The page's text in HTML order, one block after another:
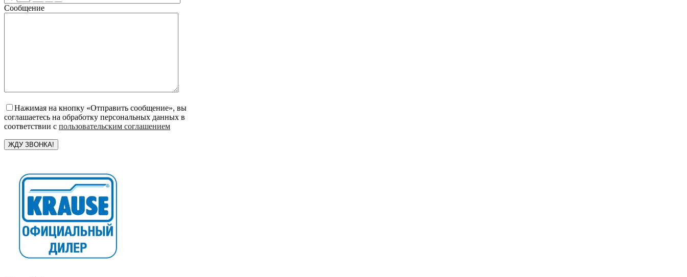
Сообщение
Нажимая на кнопку «Отправить сообщение», вы
соглашаетесь на обработку персональных данных в
соответствии с пользовательским соглашением